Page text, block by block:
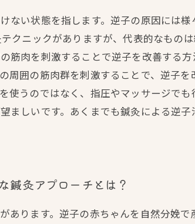
ない状態を指します。逆子の原因には
クニックがありますが、代表的なもの
筋肉を刺激することで逆子を改善する
周囲の筋肉群を刺激することで、逆子
使うのではなく、指圧やマッサージで
ましいです。あくまでも鍼灸による逆
鍼灸アプローチとは？
あります。逆子の赤ちゃんを自然分娩